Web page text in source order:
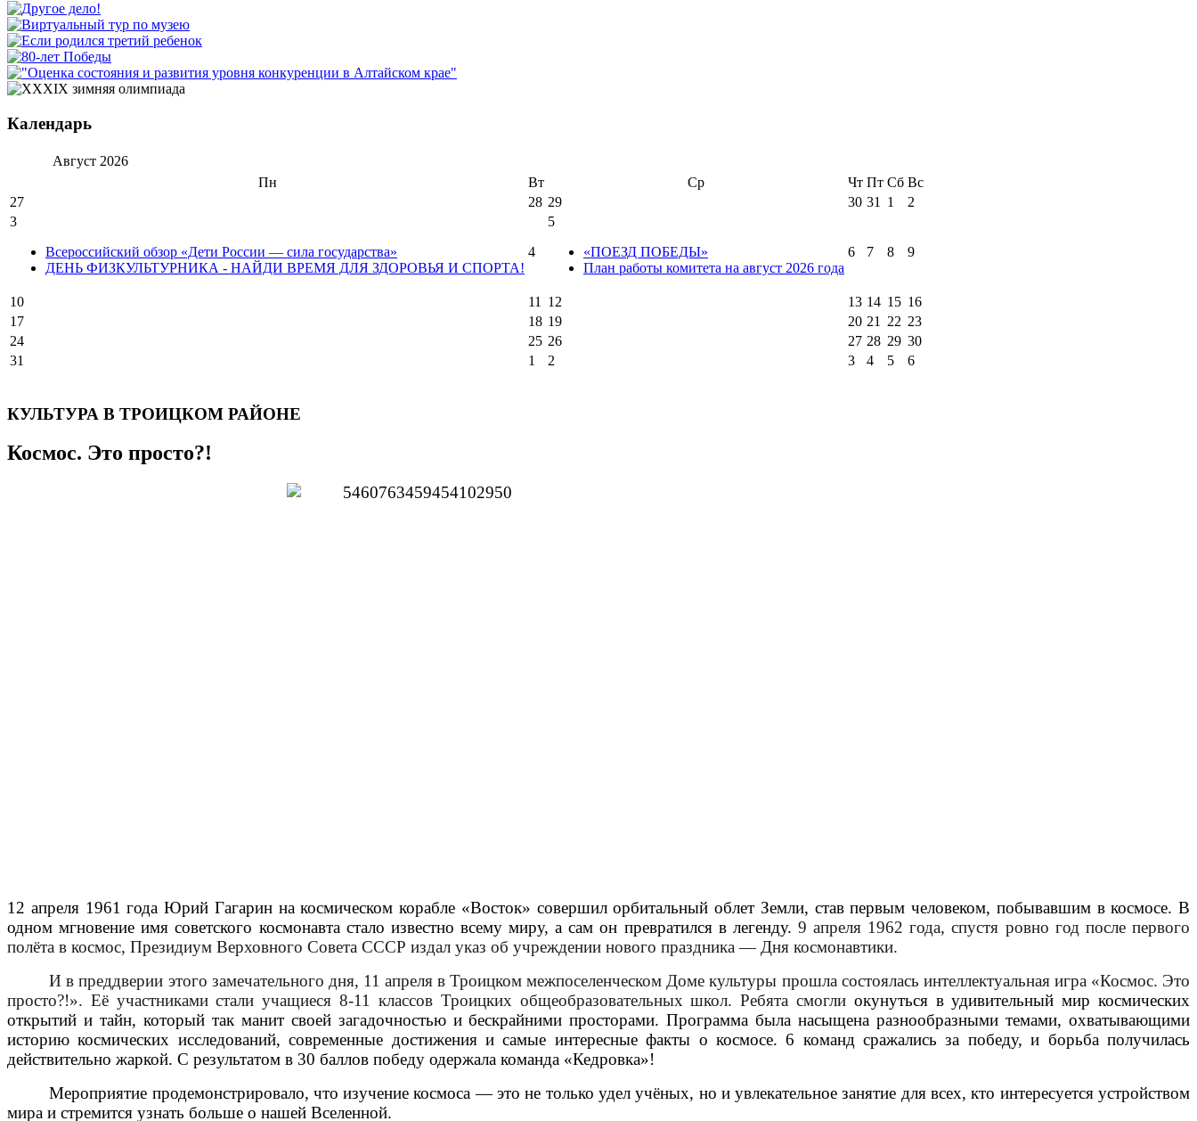
Календарь
Август 2026
Пн
Вт Ср Чт Пт Сб Вс
27
28 29 30 31 1
2
3
Всероссийский обзор «Дети России — сила государства»
ДЕНЬ ФИЗКУЛЬТУРНИКА - НАЙДИ ВРЕМЯ ДЛЯ ЗДОРОВЬЯ И СПОРТА!
4
5
«ПОЕЗД ПОБЕДЫ»
План работы комитета на август 2026 года
6 7 8 9
10 11 12 13 14 15 16
17
18 19 20 21 22 23
24
25 26 27 28 29 30
31
1 2 3 4 5 6
КУЛЬТУРА В ТРОИЦКОМ РАЙОНЕ
Космос. Это просто?!
12 апреля 1961 года Юрий Гагарин на космическом корабле «Восток» совершил орбитальный облет Земли, став первым человеком, побывавшим в космосе. В
одном мгновение имя советского космонавта стало известно всему миру, а сам он превратился в легенду. 9 апреля 1962 года, спустя ровно год после первого
полёта в космос, Президиум Верховного Совета СССР издал указ об учреждении нового праздника — Дня космонавтики.
И в преддверии этого замечательного дня, 11 апреля в Троицком межпоселенческом Доме культуры прошла состоялась интеллектуальная игра «Космос. Это
просто?!». Её участниками стали учащиеся 8-11 классов Троицких общеобразовательных школ. Ребята смогли окунуться в удивительный мир космических
открытий и тайн, который так манит своей загадочностью и бескрайними просторами. Программа была насыщена разнообразными темами, охватывающими
историю космических исследований, современные достижения и самые интересные факты о космосе. 6 команд сражались за победу, и борьба получилась
действительно жаркой. С результатом в 30 баллов победу одержала команда «Кедровка»!
Мероприятие продемонстрировало, что изучение космоса — это не только удел учёных, но и увлекательное занятие для всех, кто интересуется устройством
мира и стремится узнать больше о нашей Вселенной.